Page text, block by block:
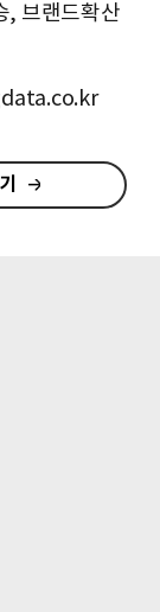
, 브랜드확산